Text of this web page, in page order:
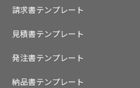
請求書テンプレート
見積書テンプレート
発注書テンプレート
納品書テンプレート